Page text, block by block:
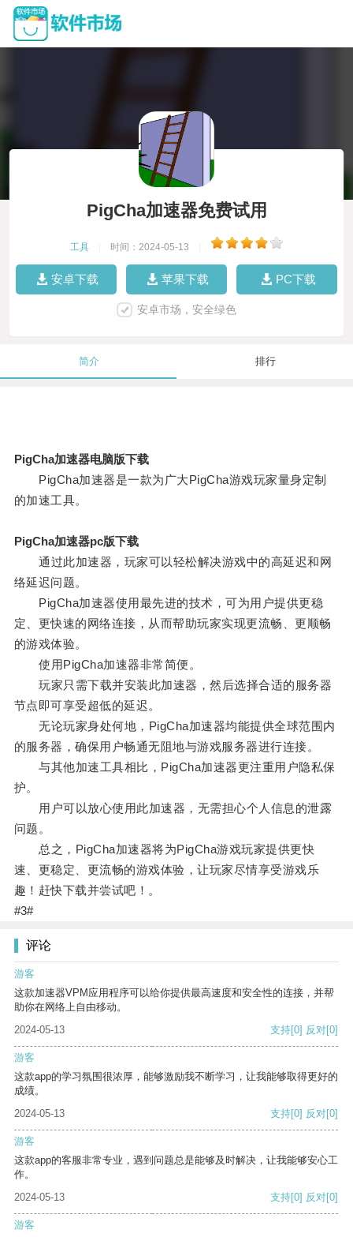
PigCha加速器免费试用
工具 时间：2024-05-13
安卓下载 苹果下载 PC下载
安卓市场，安全绿色
简介 排行
PigCha加速器电脑版下载
PigCha加速器是一款为广大PigCha游戏玩家量身定制
的加速工具。
PigCha加速器pc版下载
通过此加速器，玩家可以轻松解决游戏中的高延迟和网
络延迟问题。
PigCha加速器使用最先进的技术，可为用户提供更稳
定、更快速的网络连接，从而帮助玩家实现更流畅、更顺畅
的游戏体验。
使用PigCha加速器非常简便。
玩家只需下载并安装此加速器，然后选择合适的服务器
节点即可享受超低的延迟。
无论玩家身处何地，PigCha加速器均能提供全球范围内
的服务器，确保用户畅通无阻地与游戏服务器进行连接。
与其他加速工具相比，PigCha加速器更注重用户隐私保
护。
用户可以放心使用此加速器，无需担心个人信息的泄露
问题。
总之，PigCha加速器将为PigCha游戏玩家提供更快
速、更稳定、更流畅的游戏体验，让玩家尽情享受游戏乐
趣！赶快下载并尝试吧！。
#3#
评论
游客
这款加速器VPM应用程序可以给你提供最高速度和安全性的连接，并帮
助你在网络上自由移动。
2024-05-13
支持[0] 反对[0]
游客
这款app的学习氛围很浓厚，能够激励我不断学习，让我能够取得更好的
成绩。
2024-05-13
支持[0] 反对[0]
游客
这款app的客服非常专业，遇到问题总是能够及时解决，让我能够安心工
作。
2024-05-13
支持[0] 反对[0]
游客